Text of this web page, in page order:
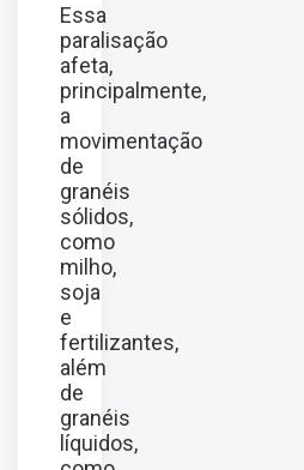
Essa
paralisação
afeta,
principalmente,
a
movimentação
de
granéis
sólidos,
como
milho,
soja
e
fertilizantes,
além
de
granéis
líquidos,